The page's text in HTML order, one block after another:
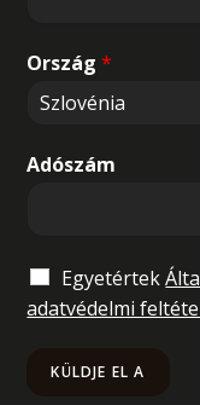
Ország*
Adószám
Egyetértek
adatvédelmi
KÜLDJE EL A